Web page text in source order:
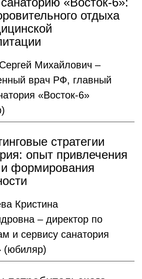
отдыха
Михайлович –
врач РФ, главный
«Восток-6»
стратегии
опыт привлечения
и формирования
Кристина
– директор по
и сервису санатория
(юбиляр)